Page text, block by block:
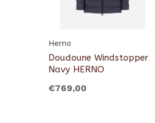
Herno
Doudoune Windstopper
Navy HERNO
€769,00